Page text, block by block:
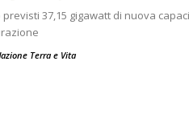
previsti 37,15 gigawatt di nuova
Terra e Vita